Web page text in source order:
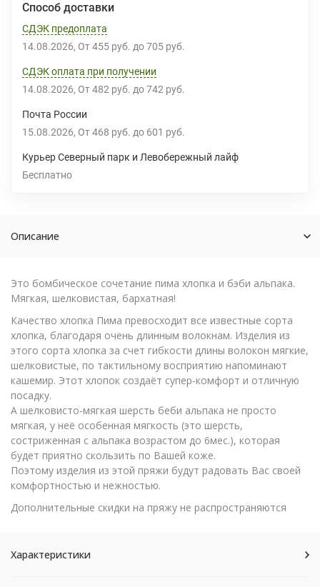
Способ доставки
СДЭК предоплата
14.08.2026 От 455 руб. до 705 руб.
СДЭК оплата при получении
14.08.2026 От 482 руб. до 742 руб.
Почта России
15.08.2026 От 468 руб. до 601 руб.
Курьер Северный парк и Левобережный лайф
Бесплатно
Описание
Это бомбическое сочетание пима хлопка и бэби альпака.
Мягкая, шелковистая, бархатная!
Качество хлопка Пима превосходит все известные сорта
хлопка, благодаря очень длинным волокнам. Изделия из
этого сорта хлопка за счет гибкости длины волокон мягкие,
шелковистые, по тактильному восприятию напоминают
кашемир. Этот хлопок создаёт супер-комфорт и отличную
посадку.
А шелковисто-мягкая шерсть беби альпака не просто
мягкая, у неё особенная мягкость (это шерсть,
состриженная с альпака возрастом до 6мес.), которая
будет приятно скользить по Вашей коже.
Поэтому изделия из этой пряжи будут радовать Вас своей
комфортностью и нежностью.
Дополнительные скидки на пряжу не распространяются
Характеристики